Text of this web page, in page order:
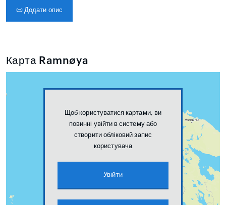
📜 Додати опис
Карта Ramnøya
Щоб користуватися картами, ви
повинні увійти в систему або
створити обліковий запис
користувача
Увійти